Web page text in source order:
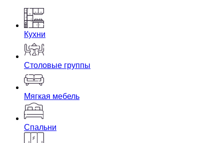
Кухни
Столовые группы
Мягкая мебель
Спальни